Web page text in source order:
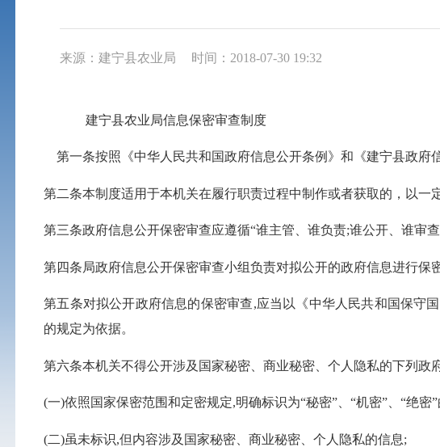
来源：建宁县农业局 时间：2018-07-30 19:32
建宁县农业局信息保密审查制度
第一条按照《中华人民共和国政府信息公开条例》和《建宁县政府
第二条本制度适用于本机关在履行职责过程中制作或者获取的，以一
第三条政府信息公开保密审查应遵循“谁主管、谁负责;谁公开、谁审查
第四条局政府信息公开保密审查小组负责对拟公开的政府信息进行保
第五条对拟公开政府信息的保密审查,应当以《中华人民共和国保守
的规定为依据。
第六条本机关不得公开涉及国家秘密、商业秘密、个人隐私的下列政
(一)依照国家保密范围和定密规定,明确标识为“秘密”、“机密”、“绝密”
(二)虽未标识,但内容涉及国家秘密、商业秘密、个人隐私的信息;